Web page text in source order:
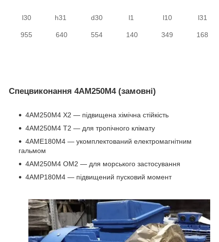
l30 h31 d30 l1 l10 l31
955 640 554 140 349 168
Спецвиконання 4АМ250М4 (замовні)
4АМ250М4 Х2 ― підвищена хімічна стійкість
4АМ250М4 Т2 ― для тропічного клімату
4АМЕ180М4 ― укомплектований електромагнітним
гальмом
4АМ250М4 ОМ2 ― для морського застосування
4АМР180М4 ― підвищений пусковий момент